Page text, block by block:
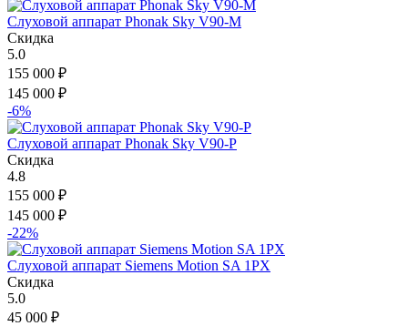
Слуховой аппарат Phonak Sky V90-M
Скидка
5.0
155 000 ₽
145 000 ₽
-6%
Слуховой аппарат Phonak Sky V90-P
Скидка
4.8
155 000 ₽
145 000 ₽
-22%
Слуховой аппарат Siemens Motion SA 1PX
Скидка
5.0
45 000 ₽